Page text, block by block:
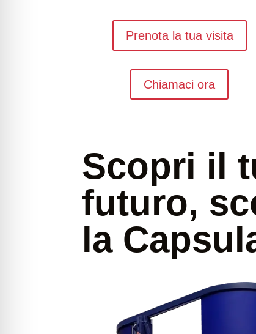
Prenota la tua visita
Chiamaci ora
Scopri il
futuro,
la